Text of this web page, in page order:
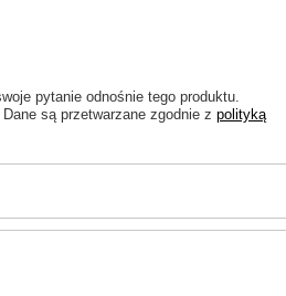
pytanie odnośnie tego produktu.
Dane są przetwarzane zgodnie z polityką